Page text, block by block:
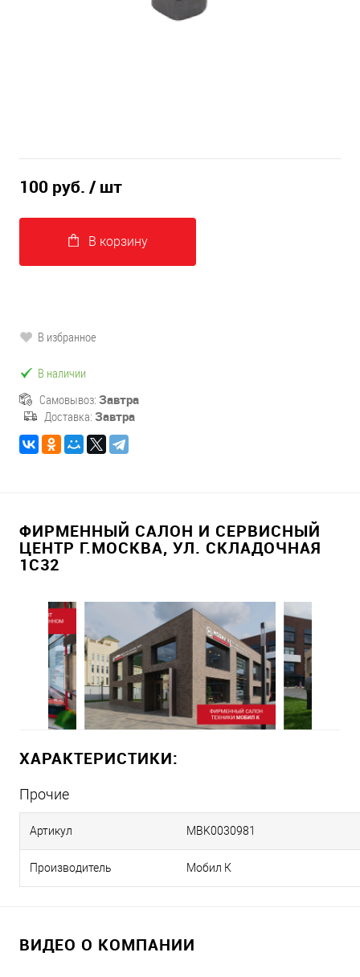
100 руб. / шт
В корзину
В избранное
В наличии
Самовывоз: Завтра
Доставка: Завтра
ФИРМЕННЫЙ САЛОН И СЕРВИСНЫЙ
ЦЕНТР Г.МОСКВА, УЛ. СКЛАДОЧНАЯ
1С32
ХАРАКТЕРИСТИКИ:
Прочие
Артикул MBK0030981
Производитель Мобил К
ВИДЕО О КОМПАНИИ